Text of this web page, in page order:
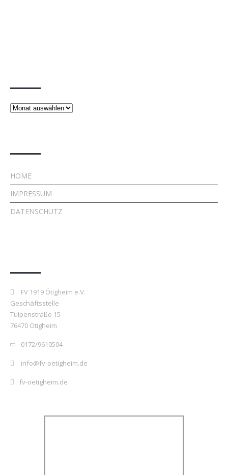
Beiträge
HOME
IMPRESSUM
DATENSCHUTZ
FV 1919 Ötigheim e.V.
Geschäftsstelle
Tulpenstraße 15
76470 Ötigheim
0172/9610504
info@fv-oetigheim.de
fv-oetigheim.de